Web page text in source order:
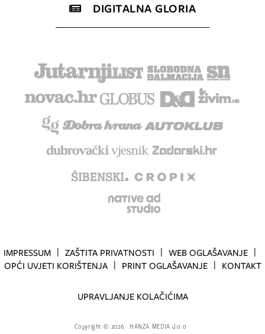
DIGITALNA GLORIA
IMPRESSUM ZAŠTITA PRIVATNOSTI
WEB OGLAŠAVANJE
OPĆI UVJETI KORIŠTENJA
PRINT OGLAŠAVANJE KONTAKT
UPRAVLJANJE KOLAČIĆIMA
Copyright © 2026. HANZA MEDIA d.o.o